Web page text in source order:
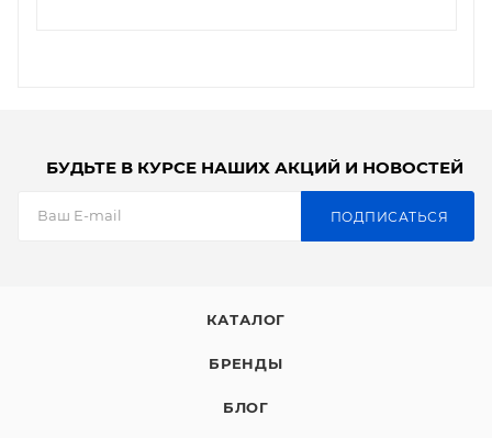
БУДЬТЕ В КУРСЕ НАШИХ АКЦИЙ И НОВОСТЕЙ
ПОДПИСАТЬСЯ
КАТАЛОГ
БРЕНДЫ
БЛОГ